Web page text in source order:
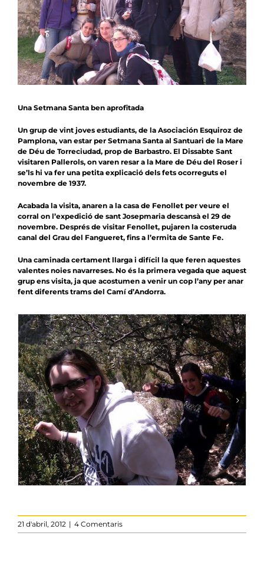
Notícies
Agenda
Contacte
Col.labora
Una Setmana Santa ben aprofitada
Un grup de vint joves estudiants, de la Asociación Esquiroz de
Pamplona, van estar per Setmana Santa al Santuari de la Mare
de Déu de Torreciudad, prop de Barbastro. El Dissabte Sant
visitaren Pallerols, on varen resar a la Mare de Déu del Roser i
se’ls hi va fer una petita explicació dels fets ocorreguts el
novembre de 1937.
Acabada la visita, anaren a la casa de Fenollet per veure el
corral on l’expedició de sant Josepmaria descansà el 29 de
novembre. Després de visitar Fenollet, pujaren la costeruda
canal del Grau del Fangueret, fins a l’ermita de Sante Fe.
Una caminada certament llarga i difícil la que feren aquestes
valentes noies navarreses. No és la primera vegada que aquest
grup ens visita, ja que acostumen a venir un cop l’any per anar
fent diferents trams del Camí d’Andorra.
21 d'abril, 2012 | 4 Comentaris